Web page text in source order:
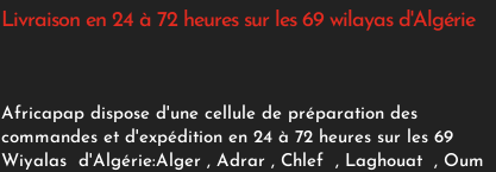
Livraison en 24 à 72 heures sur les 69 wilayas d'Algérie
Africapap dispose d'une cellule de préparation des
commandes et d'expédition en 24 à 72 heures sur les 69
Wiyalas d'Algérie:Alger , Adrar, Chlef , Laghouat , Oum